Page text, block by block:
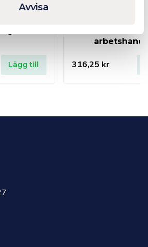
Avvisa
Lägg till
M7
316,25 kr